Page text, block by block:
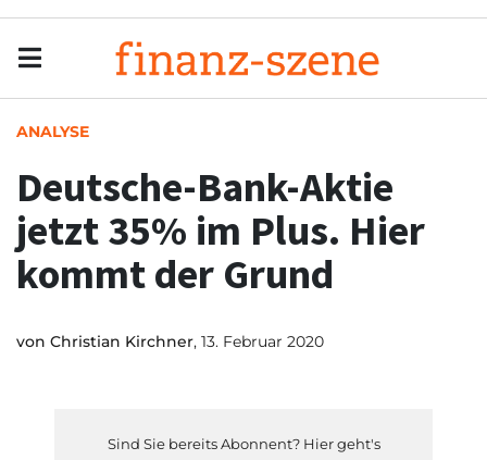
ANALYSE
Deutsche-Bank-Aktie
jetzt 35% im Plus. Hier
kommt der Grund
von Christian Kirchner, 13. Februar 2020
Sind Sie bereits Abonnent? Hier geht's